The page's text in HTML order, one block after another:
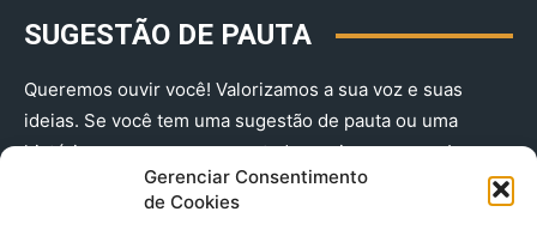
Gerenciar Consentimento
de Cookies
SUGESTÃO DE PAUTA
Queremos ouvir você! Valorizamos a sua voz e suas
ideias. Se você tem uma sugestão de pauta ou uma
história que merece ser contada, envie-nos agora!
(91) 98224 - 3111